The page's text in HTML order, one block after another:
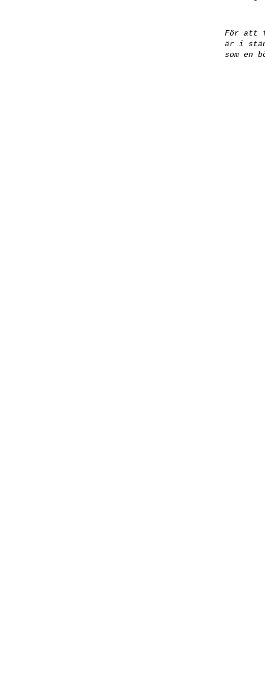
För att
är i
som en